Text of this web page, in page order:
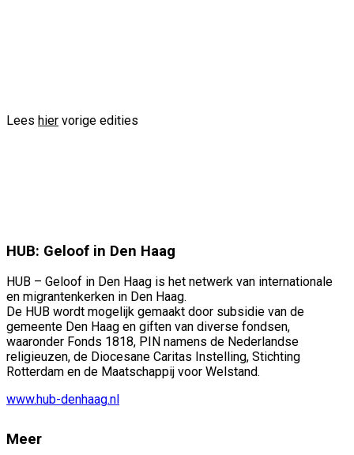
Lees hier vorige edities
HUB: Geloof in Den Haag
HUB – Geloof in Den Haag is het netwerk van internationale
en migrantenkerken in Den Haag.
De HUB wordt mogelijk gemaakt door subsidie van de
gemeente Den Haag en giften van diverse fondsen,
waaronder Fonds 1818, PIN namens de Nederlandse
religieuzen, de Diocesane Caritas Instelling, Stichting
Rotterdam en de Maatschappij voor Welstand.
www.hub-denhaag.nl
Meer